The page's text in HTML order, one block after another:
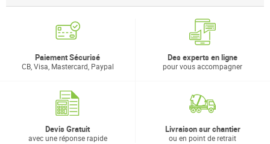
Paiement Sécurisé
CB, Visa, Mastercard, Paypal
Des experts en ligne
pour vous accompagner
Devis Gratuit
avec une réponse rapide
Livraison sur chantier
ou en point de retrait